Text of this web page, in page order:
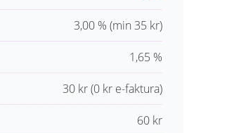
3,00 % (min 35 kr)
1,65 %
30 kr (0 kr e-faktura)
60 kr